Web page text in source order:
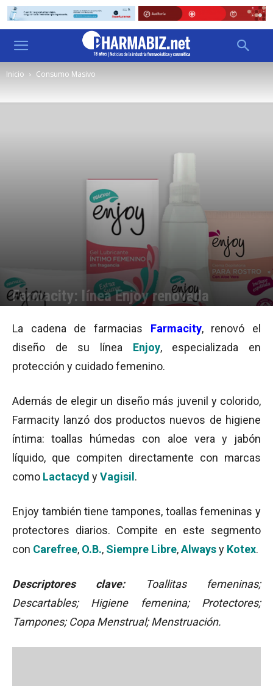
Inicio Consumo Masivo
Farmacity: línea Enjoy renovada
La cadena de farmacias Farmacity, renovó el
diseño de su línea Enjoy, especializada en
protección y cuidado femenino.
Además de elegir un diseño más juvenil y colorido,
Farmacity lanzó dos productos nuevos de higiene
íntima: toallas húmedas con aloe vera y jabón
líquido, que compiten directamente con marcas
como Lactacyd yVagisil .
Enjoy también tiene tampones, toallas femeninas y
protectores diarios. Compite en este segmento
con Carefree, O.B., Siempre Libre,Alwaysy Kotex.
Descriptores clave:Toallitas femeninas;
Descartables; Higiene femenina; Protectores;
Tampones; Copa Menstrual; Menstruación.